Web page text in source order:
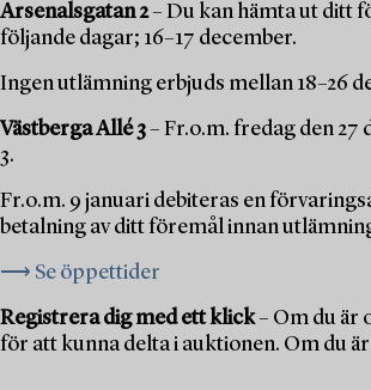
Arsenalsgatan 2– Du kan hämta ut ditt
följande dagar; 16–17 december.
Ingen utlämning erbjuds mellan 18–26
Västberga Allé 3– Fr.o.m. fredag den
3.
Fr.o.m. 9 januari debiteras en
betalning av ditt föremål innan
⟶ Se öppettider
Registrera dig med ett klick– Om du är
för att kunna delta i auktionen. Om du